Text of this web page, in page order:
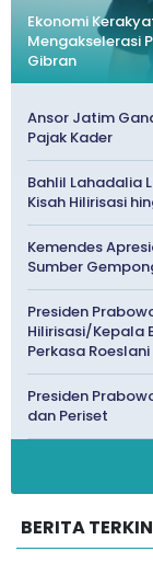
Ekonomi
Mengakselerasi
Gibran
Ansor Jatim
Pajak Kader
Bahlil Lahadalia
Kisah Hilirisasi
Kemendes
Sumber
Presiden
Hilirisasi/Kepala
Perkasa Roeslani
Presiden
dan Periset
BERITA